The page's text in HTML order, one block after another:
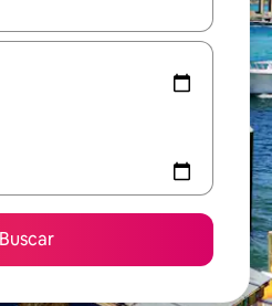
disponíveis, explore-os
Buscar